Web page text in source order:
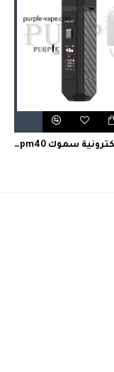
شيشة الكترونية سموك rpm40 – ار بي ام ٤٠ بود مود كت